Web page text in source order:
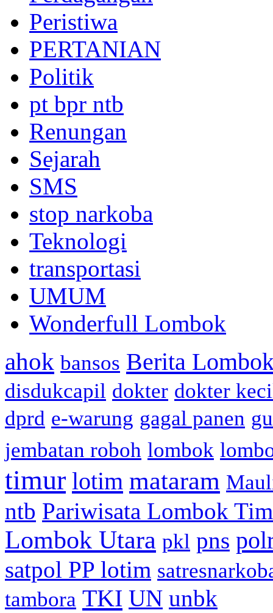
Peristiwa
PERTANIAN
Politik
pt bpr ntb
Renungan
Sejarah
SMS
stop narkoba
Teknologi
transportasi
UMUM
Wonderfull Lombok
ahok bansos Berita
disdukcapil dokter dokter
dprd e-warung gagal panen
jembatan roboh lombok
timur lotim mataram
ntb Pariwisata Lombok
Lombok Utara pkl pns
satpol PP lotim
tambora TKI UN unbk